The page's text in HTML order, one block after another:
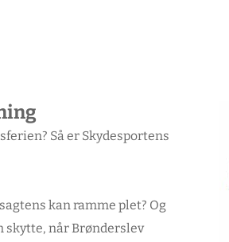
Så er Skydesportens
kan ramme plet? Og
skytte, når Brønderslev